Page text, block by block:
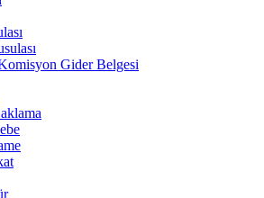
Gider Belgesi